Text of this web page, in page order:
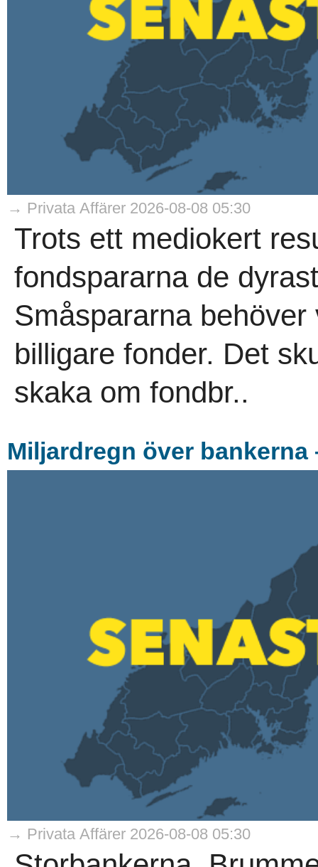
→ Privata Affärer 2026-08-08 05:30
Trots ett mediokert
fondspararna de
Småspararna
billigare fonder. Det
skaka om fondbr..
Miljardregn över
→ Privata Affärer 2026-08-08 05:30